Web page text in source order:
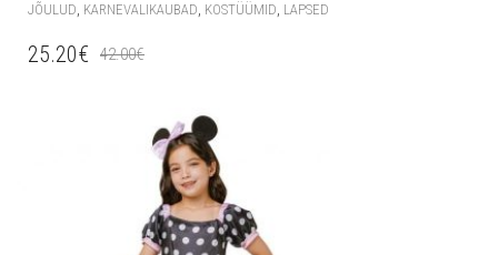
JÕULUD KARNEVALIKAUBAD KOSTÜÜMID LAPSED
42.00€
25.20€